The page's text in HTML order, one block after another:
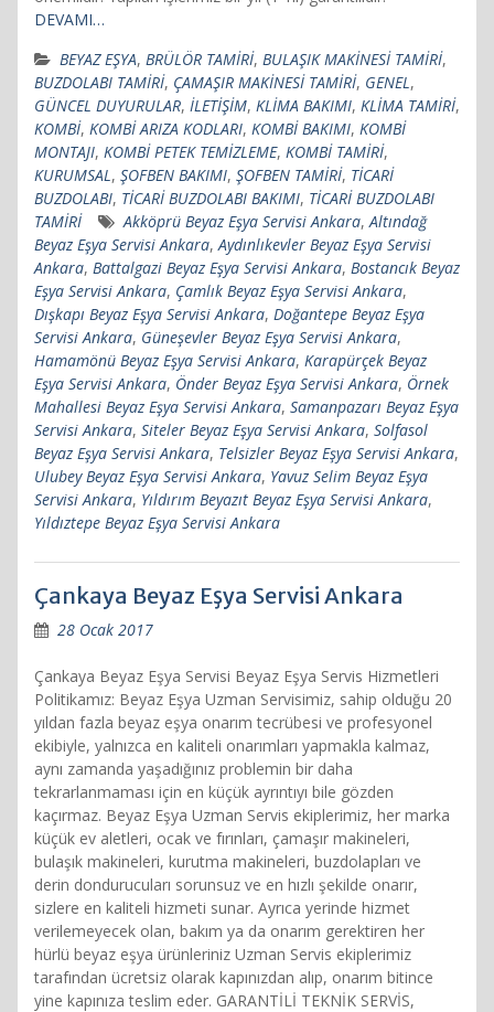
DEVAMI…
BEYAZ EŞYA, BRÜLÖR TAMİRİ, BULAŞIK MAKİNESİ TAMİRİ,
BUZDOLABI TAMİRİ, ÇAMAŞIR MAKİNESİ TAMİRİ, GENEL,
GÜNCEL DUYURULAR, İLETİŞİM, KLİMA BAKIMI, KLİMA TAMİRİ,
KOMBİ, KOMBİ ARIZA KODLARI, KOMBİ BAKIMI, KOMBİ
MONTAJI, KOMBİ PETEK TEMİZLEME, KOMBİ TAMİRİ,
KURUMSAL, ŞOFBEN BAKIMI, ŞOFBEN TAMİRİ, TİCARİ
BUZDOLABI, TİCARİ BUZDOLABI BAKIMI, TİCARİ BUZDOLABI
TAMİRİ
Akköprü Beyaz Eşya Servisi Ankara,Altındağ
Beyaz Eşya Servisi Ankara,Aydınlıkevler Beyaz Eşya Servisi
Ankara, Battalgazi Beyaz Eşya Servisi Ankara, Bostancık Beyaz
Eşya Servisi Ankara, Çamlık Beyaz Eşya Servisi Ankara,
Dışkapı Beyaz Eşya Servisi Ankara, Doğantepe Beyaz Eşya
Servisi Ankara, Güneşevler Beyaz Eşya Servisi Ankara,
Hamamönü Beyaz Eşya Servisi Ankara, Karapürçek Beyaz
Eşya Servisi Ankara, Önder Beyaz Eşya Servisi Ankara, Örnek
Mahallesi Beyaz Eşya Servisi Ankara, Samanpazarı Beyaz Eşya
Servisi Ankara, Siteler Beyaz Eşya Servisi Ankara, Solfasol
Beyaz Eşya Servisi Ankara, Telsizler Beyaz Eşya Servisi Ankara,
Ulubey Beyaz Eşya Servisi Ankara, Yavuz Selim Beyaz Eşya
Servisi Ankara, Yıldırım Beyazıt Beyaz Eşya Servisi Ankara,
Yıldıztepe Beyaz Eşya Servisi Ankara
Çankaya Beyaz Eşya Servisi Ankara
28 Ocak 2017
Çankaya Beyaz Eşya Servisi Beyaz Eşya Servis Hizmetleri
Politikamız: Beyaz Eşya Uzman Servisimiz, sahip olduğu 20
yıldan fazla beyaz eşya onarım tecrübesi ve profesyonel
ekibiyle, yalnızca en kaliteli onarımları yapmakla kalmaz,
aynı zamanda yaşadığınız problemin bir daha
tekrarlanmaması için en küçük ayrıntıyı bile gözden
kaçırmaz. Beyaz Eşya Uzman Servis ekiplerimiz, her marka
küçük ev aletleri, ocak ve fırınları, çamaşır makineleri,
bulaşık makineleri, kurutma makineleri, buzdolapları ve
derin dondurucuları sorunsuz ve en hızlı şekilde onarır,
sizlere en kaliteli hizmeti sunar. Ayrıca yerinde hizmet
verilemeyecek olan, bakım ya da onarım gerektiren her
hürlü beyaz eşya ürünleriniz Uzman Servis ekiplerimiz
tarafından ücretsiz olarak kapınızdan alıp, onarım bitince
yine kapınıza teslim eder. GARANTİLİ TEKNİK SERVİS,